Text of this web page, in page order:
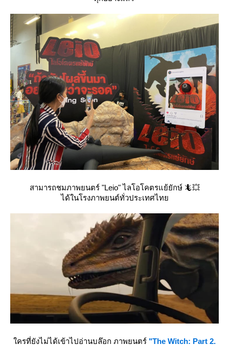
สามารถชมภาพยนตร์ "Leio" ไลโอโคตรแย้ยักษ์ 🦎💥
ได้ในโรงภาพยนต์ทั่วประเทศไท
ครที่ยังไม่ได้เข้าไปอ่านบล๊อก ภาพยนตร์ "The Witch: Part 2.